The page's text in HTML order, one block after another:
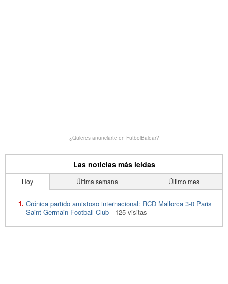
¿Quieres anunciarte en FutbolBalear?
Las noticias más leídas
Hoy Última semana Último mes
Crónica partido amistoso internacional: RCD Mallorca 3-0 Paris
Saint-Germain Football Club - 125 visitas